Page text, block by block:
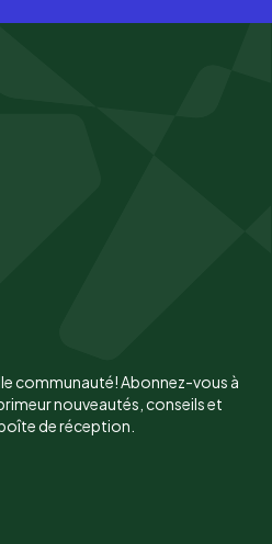
communauté! Abonnez-vous à
nouveautés, conseils et
de réception.